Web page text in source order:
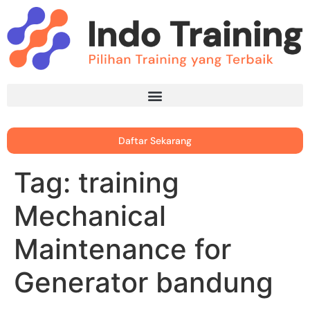
Daftar Sekarang
Tag: training
Mechanical
Maintenance for
Generator bandung